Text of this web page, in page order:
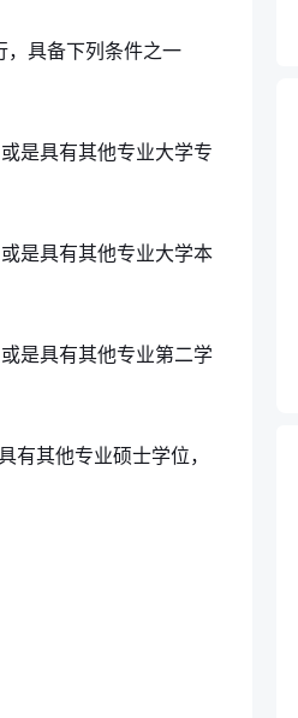
，具备下列条件之一
是具有其他专业大学专
是具有其他专业大学本
是具有其他专业第二学
有其他专业硕士学位，